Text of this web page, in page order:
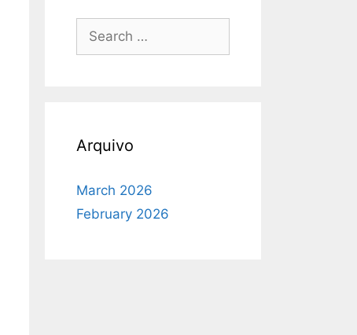
Search
for:
Arquivo
March 2026
February 2026